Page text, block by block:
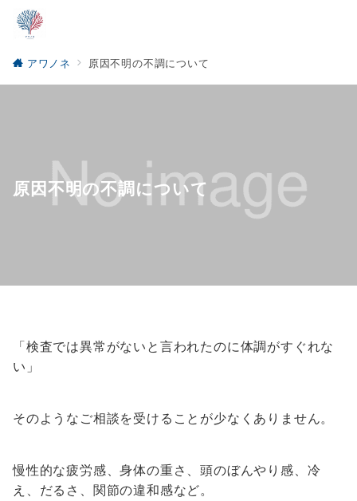
アワノネ 原因不明の不調について
原因不明の不調について
「検査では異常がないと言われたのに体調がすぐれな
い」
そのようなご相談を受けることが少なくありません。
慢性的な疲労感、身体の重さ、頭のぼんやり感、冷
え、だるさ、関節の違和感など。